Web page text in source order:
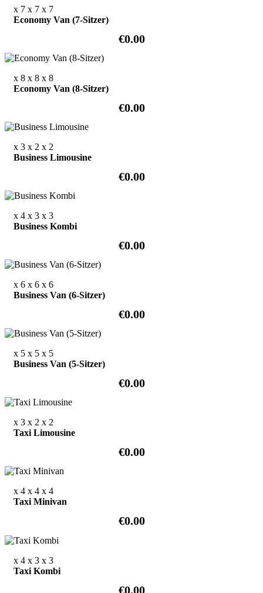
x 7 x 7 x 7
Economy Van (7-Sitzer)
€0.00
x 8 x 8 x 8
Economy Van (8-Sitzer)
€0.00
x 3 x 2 x 2
Business Limousine
€0.00
x 4 x 3 x 3
Business Kombi
€0.00
x 6 x 6 x 6
Business Van (6-Sitzer)
€0.00
x 5 x 5 x 5
Business Van (5-Sitzer)
€0.00
x 3 x 2 x 2
Taxi Limousine
€0.00
x 4 x 4 x 4
Taxi Minivan
€0.00
x 4 x 3 x 3
Taxi Kombi
€0.00